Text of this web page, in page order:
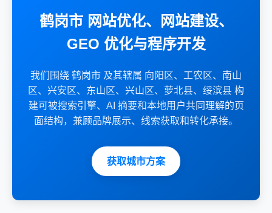
鹤岗市 网站优化、网站建设、
GEO 优化与程序开发
我们围绕 鹤岗市 及其辖属 向阳区、工农区、南山
区、兴安区、东山区、兴山区、萝北县、绥滨县 构
建可被搜索引擎、AI 摘要和本地用户共同理解的页
面结构，兼顾品牌展示、线索获取和转化承接。
获取城市方案